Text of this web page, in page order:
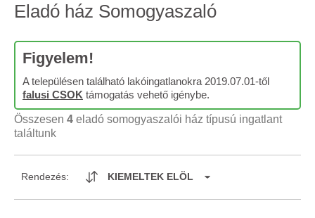
Eladó ház Somogyaszaló
Figyelem!
A településen található lakóingatlanokra 2019.07.01-től
falusi CSOK támogatás vehető igénybe.
Összesen 4 eladó somogyaszalói ház típusú ingatlant
találtunk
Rendezés: KIEMELTEK ELÖL